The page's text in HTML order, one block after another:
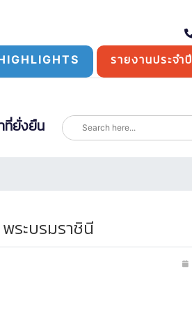
รายงานประจำปี
ที่ยั่งยืน
ระบรมราชินี